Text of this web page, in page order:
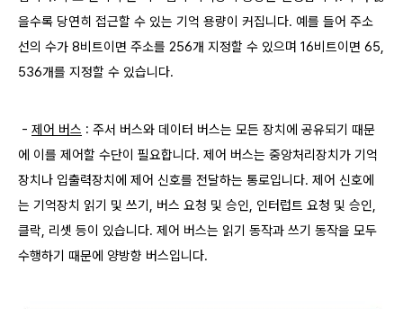
을수록 당연히 접근할 수 있는 기억 용량이 커집니다. 예를 들어 주소
선의 수가 8비트이면 주소를 256개 지정할 수 있으며 16비트이면 65,
536개를 지정할 수 있습니다.
- 제어 버스 : 주서 버스와 데이터 버스는 모든 장치에 공유되기 때문
에 이를 제어할 수단이 필요합니다. 제어 버스는 중앙처리장치가 기억
장치나 입출력장치에 제어 신호를 전달하는 통로입니다. 제어 신호에
는 기억장치 읽기 및 쓰기, 버스 요청 및 승인, 인터럽트 요청 및 승인,
클락, 리셋 등이 있습니다. 제어 버스는 읽기 동작과 쓰기 동작을 모두
수행하기 때문에 양방향 버스입니다.